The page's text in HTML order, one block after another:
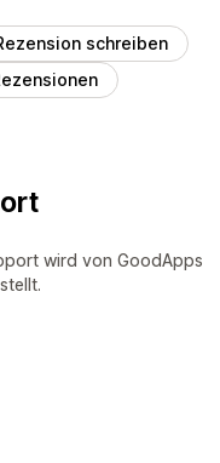
schreiben
wird von GoodApps